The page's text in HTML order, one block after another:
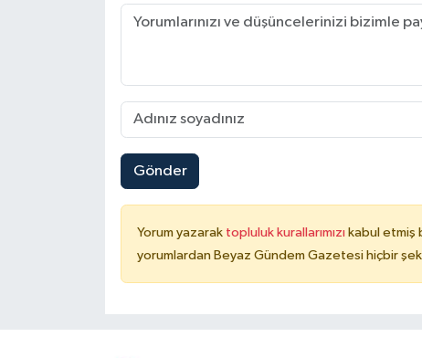
Gönder
Yorum yazarak topluluk kurallarımızı kabul etmiş
yorumlardan Beyaz Gündem Gazetesi hiçbir